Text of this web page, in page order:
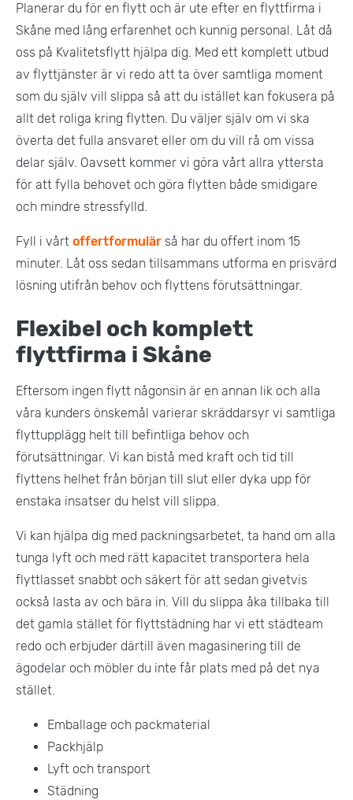
Planerar du för en flytt och är ute efter en flyttfirma i
Skåne med lång erfarenhet och kunnig personal. Låt då
oss på Kvalitetsflytt hjälpa dig. Med ett komplett utbud
av flyttjänster är vi redo att ta över samtliga moment
som du själv vill slippa så att du istället kan fokusera på
allt det roliga kring flytten. Du väljer själv om vi ska
överta det fulla ansvaret eller om du vill rå om vissa
delar själv. Oavsett kommer vi göra vårt allra yttersta
för att fylla behovet och göra flytten både smidigare
och mindre stressfylld.
Fyll i vårt offertformulär så har du offert inom 15
minuter. Låt oss sedan tillsammans utforma en prisvärd
lösning utifrån behov och flyttens förutsättningar.
Flexibel och komplett
flyttfirma i Skåne
Eftersom ingen flytt någonsin är en annan lik och alla
våra kunders önskemål varierar skräddarsyr vi samtliga
flyttupplägg helt till befintliga behov och
förutsättningar. Vi kan bistå med kraft och tid till
flyttens helhet från början till slut eller dyka upp för
enstaka insatser du helst vill slippa.
Vi kan hjälpa dig med packningsarbetet, ta hand om alla
tunga lyft och med rätt kapacitet transportera hela
flyttlasset snabbt och säkert för att sedan givetvis
också lasta av och bära in. Vill du slippa åka tillbaka till
det gamla stället för flyttstädning har vi ett städteam
redo och erbjuder därtill även magasinering till de
ägodelar och möbler du inte får plats med på det nya
stället.
Emballage och packmaterial
Packhjälp
Lyft och transport
Städning